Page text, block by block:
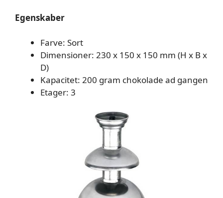
Egenskaber
Farve: Sort
Dimensioner: 230 x 150 x 150 mm (H x B x
D)
Kapacitet: 200 gram chokolade ad gangen
Etager: 3